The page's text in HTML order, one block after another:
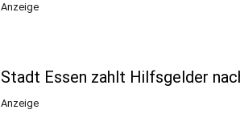
Anzeige
Stadt Essen zahlt Hilfsgelder
Anzeige